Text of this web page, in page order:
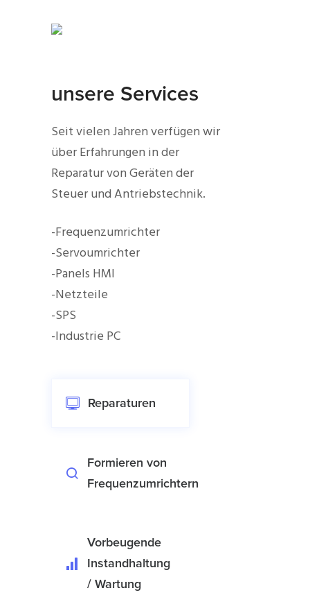
unsere Services
Seit vielen Jahren verfügen wir
über Erfahrungen in der
Reparatur von Geräten der
Steuer und Antriebstechnik.
-Frequenzumrichter
-Servoumrichter
-Panels HMI
-Netzteile
-SPS
-Industrie PC
Reparaturen
Formieren von
Frequenzumrichtern
Vorbeugende
Instandhaltung
/ Wartung